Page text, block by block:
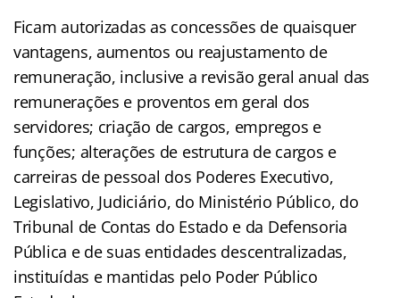
Ficam autorizadas as concessões de quaisquer
vantagens, aumentos ou reajustamento de
remuneração, inclusive a revisão geral anual das
remunerações e proventos em geral dos
servidores; criação de cargos, empregos e
funções; alterações de estrutura de cargos e
carreiras de pessoal dos Poderes Executivo,
Legislativo, Judiciário, do Ministério Público, do
Tribunal de Contas do Estado e da Defensoria
Pública e de suas entidades descentralizadas,
instituídas e mantidas pelo Poder Público